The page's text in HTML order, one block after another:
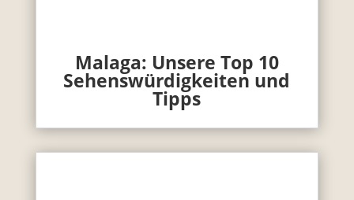
Malaga: Unsere Top 10
Sehenswürdigkeiten und
Tipps